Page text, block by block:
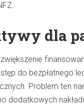
dla
do bezpłatnego
Problem ten
dodatkowych